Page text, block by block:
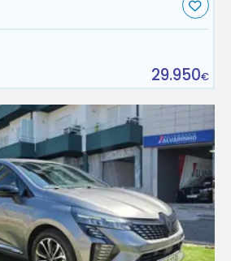
29.950€